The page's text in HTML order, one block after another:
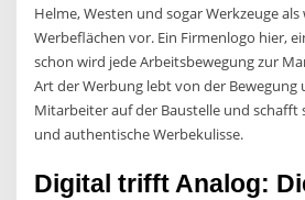
Helme, Westen und sogar Werkzeuge
Werbeflächen vor. Ein Firmenlogo hier,
schon wird jede Arbeitsbewegung zur
Art der Werbung lebt von der Bewegung
Mitarbeiter auf der Baustelle und schafft
und authentische Werbekulisse.
Digital trifft Analog: